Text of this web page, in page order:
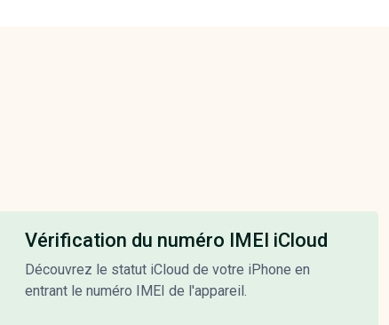
Vérification du numéro IMEI iCloud
Découvrez le statut iCloud de votre iPhone en
entrant le numéro IMEI de l'appareil.